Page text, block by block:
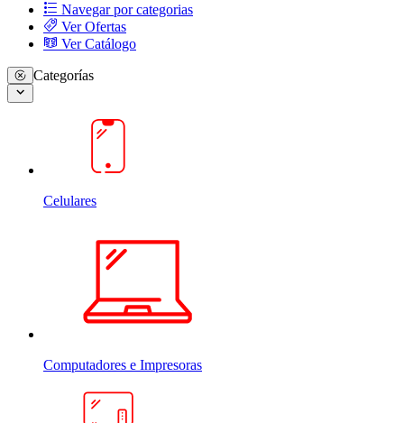
Navegar por categorias
Ver Ofertas
Ver Catálogo
Categorías
Celulares
Computadores e Impresoras